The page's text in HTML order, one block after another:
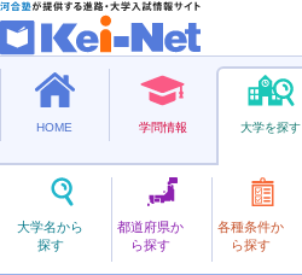
HOME 学問情報 大学を探す
大学名から
探す
都道府県か
ら探す
各種条件か
ら探す
私立
とうほくぶんきょう
東北文教大学